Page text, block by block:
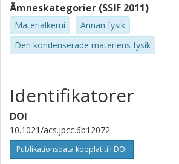
Ämneskategorier (SSIF 2011)
Materialkemi
Annan fysik
Den kondenserade materiens fysik
Identifikatorer
DOI
10.1021/acs.jpcc.6b12072
Publikationsdata kopplat till DOI